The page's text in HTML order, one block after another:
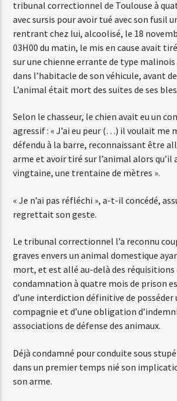
Web-Radio-Années
07:00 22:00
Web-Radio-Le-Mosquitos
Web-Radio-Sicily
Web-Radio-Années 80
Web-Radio-Latino
Web-Radio-Italia
tribunal correctionnel de Toulouse à
avec sursis pour avoir tué avec son fusil
rentrant chez lui, alcoolisé, le 18
03H00 du matin, le mis en cause avait
sur une chienne errante de type
dans l’habitacle de son véhicule, avant
L’animal était mort des suites de ses
Selon le chasseur, le chien avait eu un
agressif : « J’ai eu peur (…) il voulait me
défendu à la barre, reconnaissant être
arme et avoir tiré sur l’animal alors qu’il
vingtaine, une trentaine de mètres ».
« Je n’ai pas réfléchi », a-t-il concédé,
regrettait son geste.
Le tribunal correctionnel l’a reconnu
graves envers un animal domestique
mort, et est allé au-delà des réquisitions
condamnation à quatre mois de prison
d’une interdiction définitive de posséder
compagnie et d’une obligation
associations de défense des animaux.
Déjà condamné pour conduite sous
dans un premier temps nié son
son arme.